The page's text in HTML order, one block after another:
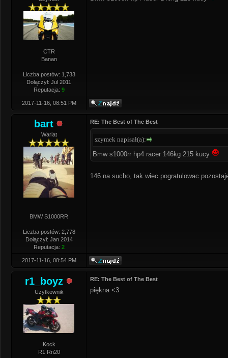
CTR
Banan
Liczba postów: 1,733
Dołączył: Jul 2011
Reputacja: 9
2017-11-16, 08:51 PM
bart
Wariat
BMW S1000RR
Liczba postów: 2,778
Dołączył: Jan 2014
Reputacja: 2
RE: The Best of The Best
szymek napisał(a):
Bmw s1000rr hp4 racer 146kg 215 kucy
146 na sucho, tak wiec pogratulowac
2017-11-16, 08:54 PM
r1_boyz
Użytkownik
Kock
R1 Rn20
RE: The Best of The Best
piękna <3